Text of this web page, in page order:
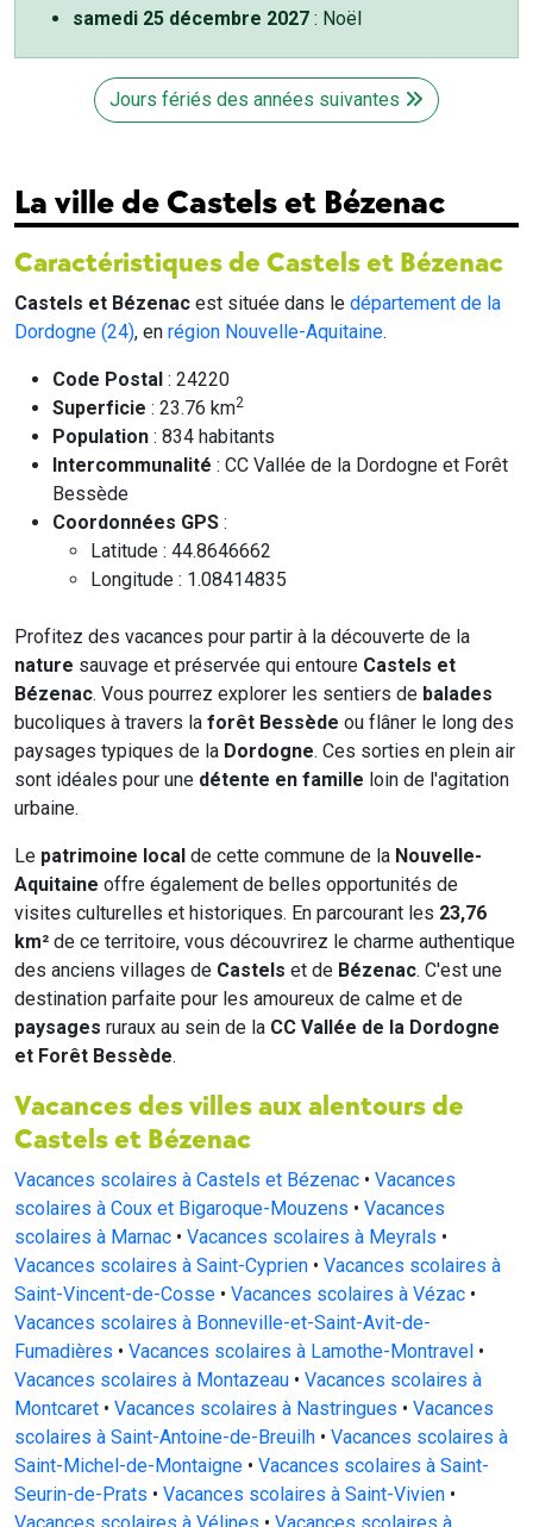
samedi 25 décembre 2027 : Noël
Jours fériés des années suivantes
La ville de Castels et Bézenac
Caractéristiques de Castels et Bézenac
Castels et Bézenac est située dans le département de la
Dordogne (24), en région Nouvelle-Aquitaine.
Code Postal : 24220
Superficie : 23.76 km2
Population : 834 habitants
Intercommunalité : CC Vallée de la Dordogne et Forêt
Bessède
Coordonnées GPS :
Latitude : 44.8646662
Longitude : 1.08414835
Profitez des vacances pour partir à la découverte de la
nature sauvage et préservée qui entoure Castels et
Bézenac. Vous pourrez explorer les sentiers de balades
bucoliques à travers la forêt Bessède ou flâner le long des
paysages typiques de la Dordogne. Ces sorties en plein air
sont idéales pour une détente en famille loin de l'agitation
urbaine.
Le patrimoine local de cette commune de la Nouvelle-
Aquitaine offre également de belles opportunités de
visites culturelles et historiques. En parcourant les 23,76
km² de ce territoire, vous découvrirez le charme authentique
des anciens villages de Castels et de Bézenac. C'est une
destination parfaite pour les amoureux de calme et de
paysages ruraux au sein de la CC Vallée de la Dordogne
et Forêt Bessède.
Vacances des villes aux alentours de
Castels et Bézenac
Vacances scolaires à Castels et Bézenac • Vacances
scolaires à Coux et Bigaroque-Mouzens • Vacances
scolaires à Marnac • Vacances scolaires à Meyrals •
Vacances scolaires à Saint-Cyprien • Vacances scolaires à
Saint-Vincent-de-Cosse • Vacances scolaires à Vézac •
Vacances scolaires à Bonneville-et-Saint-Avit-de-
Fumadières • Vacances scolaires à Lamothe-Montravel •
Vacances scolaires à Montazeau • Vacances scolaires à
Montcaret • Vacances scolaires à Nastringues • Vacances
scolaires à Saint-Antoine-de-Breuilh • Vacances scolaires à
Saint-Michel-de-Montaigne • Vacances scolaires à Saint-
Seurin-de-Prats • Vacances scolaires à Saint-Vivien •